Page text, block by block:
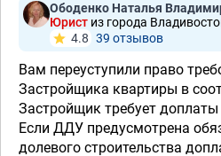
Ободенко Наталья
Юрист из города
4.8 39 отзывов
Вам переуступили право
Застройщика квартиры в
Застройщик требует
Если ДДУ предусмотрена
долевого строительства